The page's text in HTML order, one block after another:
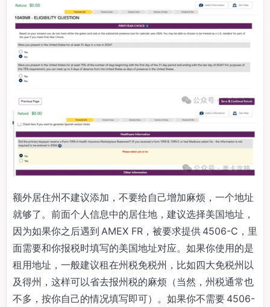
额外居住州不建议添加，不要给自己增加麻烦，一个地址
就够了。前面个人信息中的居住地，建议选择美国地址，
因为如果你之后遇到 AMEX FR，被要求提供 4506-C，里
面需要和你报税时填写的美国地址对应。如果你使用的是
租用地址，一般建议租在州税免税州，比如四大免税州以
及得州，这样可以省去报州税的麻烦（当然，州税通常也
不多，按你自己的情况填写即可）。如果你不需要 4506-